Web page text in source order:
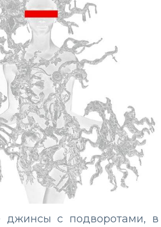
джинсы с подворотами, в